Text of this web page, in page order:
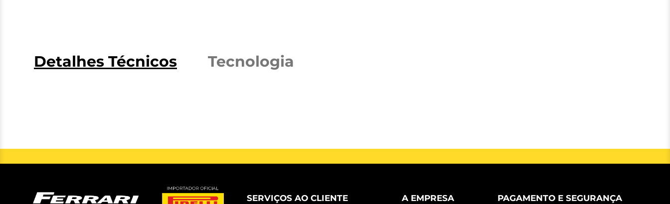
Detalhes Técnicos Tecnologia
SERVIÇOS AO CLIENTE A EMPRESA PAGAMENTO E SEGURANÇA